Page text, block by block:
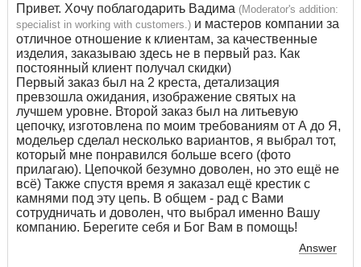
Привет. Хочу поблагодарить Вадима (Moderator's addition:
specialist in working with customers.) и мастеров компании за
отличное отношение к клиентам, за качественные
изделия, заказываю здесь не в первый раз. Как
постоянный клиент получал скидки)
Первый заказ был на 2 креста, детализация
превзошла ожидания, изображение святых на
лучшем уровне. Второй заказ был на литьевую
цепочку, изготовлена по моим требованиям от А до Я,
модельер сделал несколько вариантов, я выбрал тот,
который мне понравился больше всего (фото
прилагаю). Цепочкой безумно доволен, но это ещё не
всё) Также спустя время я заказал ещё крестик с
камнями под эту цепь. В общем - рад с Вами
сотрудничать и доволен, что выбрал именно Вашу
компанию. Берегите себя и Бог Вам в помощь!
Answer